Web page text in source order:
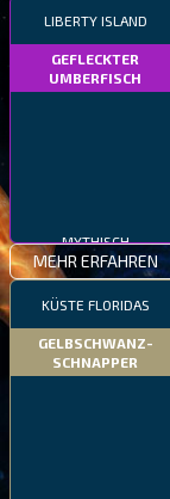
LIBERTY ISLAND
GEFLECKTER
UMBERFISCH
MEHR ERFAHREN
KÜSTE FLORIDAS
GELBSCHWANZ-
SCHNAPPER